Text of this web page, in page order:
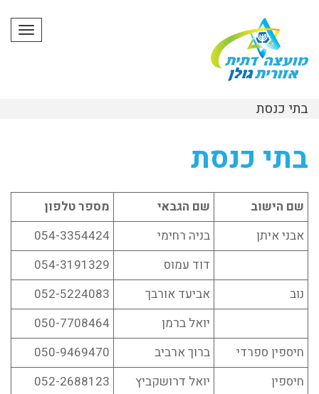
בתי כנסת
בתי כנסת
שם הישוב שם הגבאי
מספר טלפון
אבני איתן
בניה רחימי
054-3354424
דוד עמוס
054-3191329
נוב
אביעד אורבך
052-5224083
יואל ברמן
050-7708464
חיספין ספרדי
ברוך ארביב
050-9469470
חיספין
יואל דרושקביץ
052-2688123